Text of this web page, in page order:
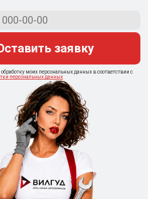
заявку
моих персональных данных в соответствии с
персональных данных